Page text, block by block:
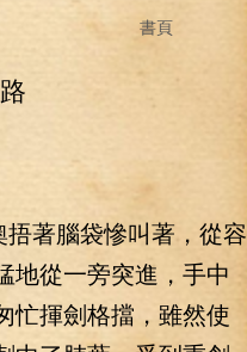
書頁
著腦袋慘叫著，從容
地從一旁突進，手中
忙揮劍格擋，雖然使